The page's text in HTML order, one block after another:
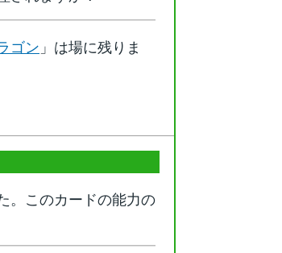
ゴン 」は場に残りま
。このカードの能力の